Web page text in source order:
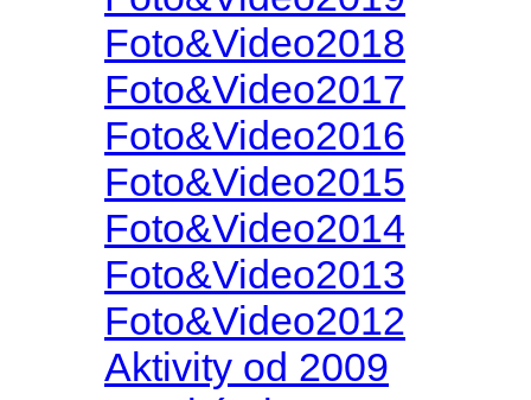
Foto&Video2018
Foto&Video2017
Foto&Video2016
Foto&Video2015
Foto&Video2014
Foto&Video2013
Foto&Video2012
Aktivity od 2009